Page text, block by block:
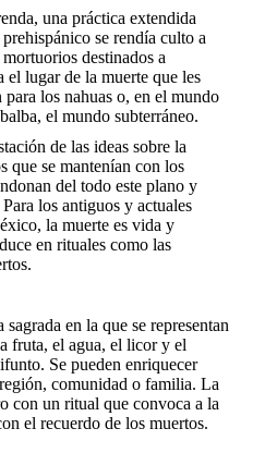
una práctica extendida
se rendía culto a
destinados a
el lugar de la muerte que les
los nahuas o, en el mundo
el mundo subterráneo.
de las ideas sobre la
que se mantenían con los
del todo este plano y
los antiguos y actuales
la muerte es vida y
en rituales como las
en la que se representan
fruta, el agua, el licor y el
Se pueden enriquecer
comunidad o familia. La
con un ritual que convoca a la
el recuerdo de los muertos.